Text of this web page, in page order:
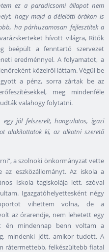
ez a paradicsomi állapot nem
hogy majd a délelőtti órákon is
ha párhuzamosan fejlesztitek a
hívott világra, Ritók
beépült a fenntartó szervezet
eredménnyel. A folyamatot, a
közelről láttam. Végül be
a pénz, sorra zártak be az
meg mindenféle
valahogy folytatni.
jól felszerelt, hangulatos, igazi
alakítottatok ki, az alkotni szerető
a szolnoki önkormányzat vette
eszközállományt. Az iskola a
Iskola tagiskolája lett, szóval
Igazgatóhelyettesként négy
vihettem volna, de a
az órarendje, nem lehetett egy
én mindennap benn voltam a
mindenki jött, amikor tudott. A
rátermettebb, felkészültebb fiatal